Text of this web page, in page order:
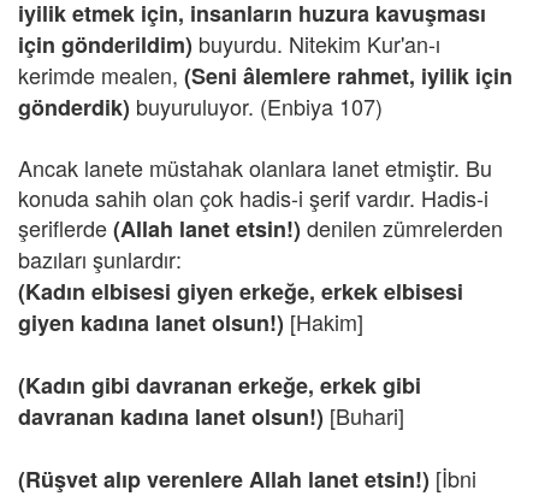
iyilik etmek için, insanların huzura kavuşması
için gönderildim) buyurdu. Nitekim Kur'an-ı
kerimde mealen, (Seni âlemlere rahmet, iyilik için
gönderdik) buyuruluyor. (Enbiya 107)
Ancak lanete müstahak olanlara lanet etmiştir. Bu
konuda sahih olan çok hadis-i şerif vardır. Hadis-i
şeriflerde(Allah lanet etsin!) denilen zümrelerden
bazıları şunlardır:
(Kadın elbisesi giyen erkeğe, erkek elbisesi
giyen kadına lanet olsun!) [Hakim]
(Kadın gibi davranan erkeğe, erkek gibi
davranan kadına lanet olsun!) [Buhari]
(Rüşvet alıp verenlere Allah lanet etsin!) [İbni